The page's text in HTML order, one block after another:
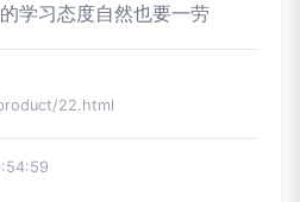
学习态度自然也要一劳
22.html